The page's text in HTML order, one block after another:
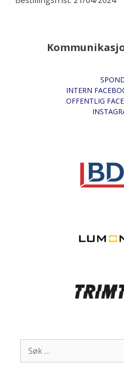
INTERN
OFFENTLIG
etter: